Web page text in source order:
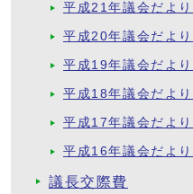
平成21年議会だより
平成20年議会だより
平成19年議会だより
平成18年議会だより
平成17年議会だより
平成16年議会だより
議長交際費